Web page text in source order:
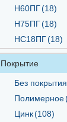
Н60ПГ(18)
Н75ПГ(18)
НС18ПГ(18)
НС35ПГ(18)
С10ПГ
С15ПГ(18)
С17ПГ(18)
С18ПГ(18)
Покрытие
Без покрытия
Полимерное
Цинк(108)